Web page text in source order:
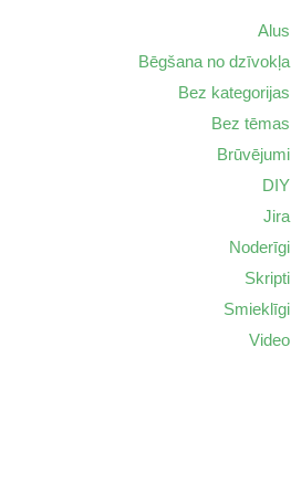
Alus
Bēgšana no dzīvokļa
Bez kategorijas
Bez tēmas
Brūvējumi
DIY
Jira
Noderīgi
Skripti
Smieklīgi
Video